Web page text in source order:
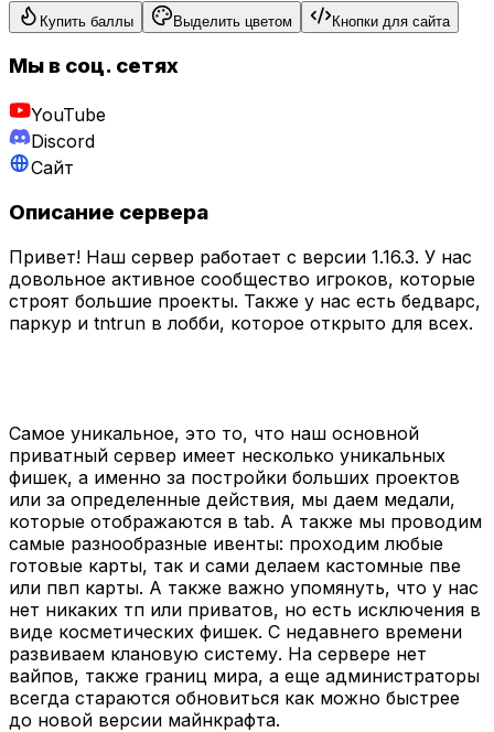
Купить баллы Выделить цветом Кнопки для сайта
Мы в соц. сетях
YouTube
Discord
Сайт
Описание сервера
Привет! Наш сервер работает с версии 1.16.3. У нас
довольное активное сообщество игроков, которые
строят большие проекты. Также у нас есть бедварс,
паркур и tntrun в лобби, которое открыто для всех.
Самое уникальное, это то, что наш основной
приватный сервер имеет несколько уникальных
фишек, а именно за постройки больших проектов
или за определенные действия, мы даем медали,
которые отображаются в tab. А также мы проводим
самые разнообразные ивенты: проходим любые
готовые карты, так и сами делаем кастомные пве
или пвп карты. А также важно упомянуть, что у нас
нет никаких тп или приватов, но есть исключения в
виде косметических фишек. С недавнего времени
развиваем клановую систему. На сервере нет
вайпов, также границ мира, а еще администраторы
всегда стараются обновиться как можно быстрее
до новой версии майнкрафта.